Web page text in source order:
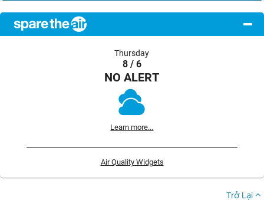
Thursday
8 / 6
NO ALERT
Learn more...
Air Quality Widgets
Trở Lại